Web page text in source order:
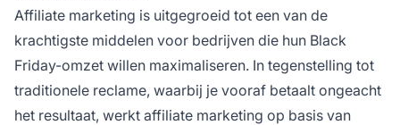
Affiliate marketing is uitgegroeid tot een van de
krachtigste middelen voor bedrijven die hun Black
Friday-omzet willen maximaliseren. In tegenstelling tot
traditionele reclame, waarbij je vooraf betaalt ongeacht
het resultaat, werkt affiliate marketing op basis van